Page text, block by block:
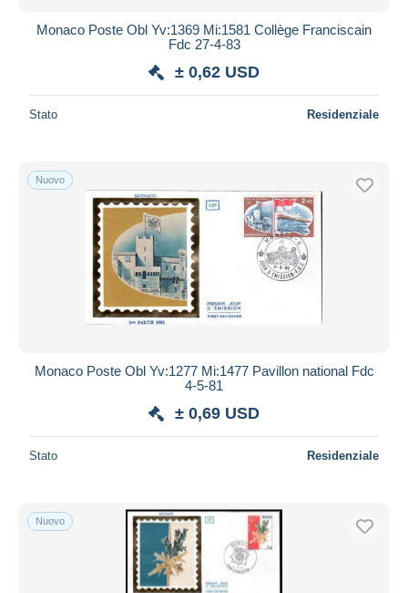
Monaco Poste Obl Yv:1369 Mi:1581 Collège Franciscain
Fdc 27-4-83
± 0,62 USD
Stato Residenziale
Nuovo
Monaco Poste Obl Yv:1277 Mi:1477 Pavillon national Fdc
4-5-81
± 0,69 USD
Stato Residenziale
Nuovo